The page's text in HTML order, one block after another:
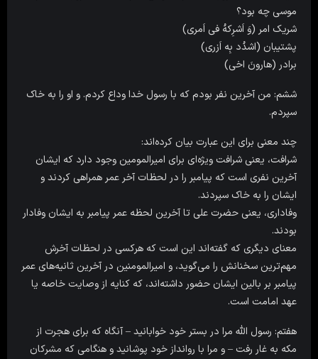
موسی چه بود؟
شریک امر (وَ اَشرِکهُ فی اَمری)
پشتیبان (اشدُد بِه اَزری)
برادر (هارونَ اخی)
ششم: من آخرین نفر بودم که با رسول خدا وداع کردم. و او را به خاک
سپردم.
چند معنی برای این عبارت بیان کرده‌اند:
شرافت، یعنی شرافت ویژه‌ای برای امیرالمومین وجود دارد که ایشان
آخرین نفری است که پیامبر را در لحظات آخر عمر همراهی کردند و
ایشان را به خاک سپردند.
وفاداری، یعنی حضرت علی تا آخرین لحظه عمر پیامبر به ایشان وفادار
بودند.
معنای دیگری که گفته‌اند این است که هرکسی در لحظات آخرش
مهم‌ترین سخنانش را می‌گوید، و امیرالمومنین در آخرین ثانیه‌های عمر
پیامبر بر بالین ایشان حضور داشته‌اند، که کنایه از وصایت خاصه یا
عهد امامت است.
هفتم: رسول اللّه مرا در بستر خود خوابانید – آنگاه که براى هجرت از
مکه به غار رفت – و مرا با روانداز خود پوشانید و هنگامى که مشرکان